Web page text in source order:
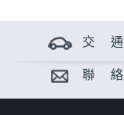
交 通
聯 絡